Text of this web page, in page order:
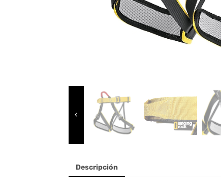
Descripción